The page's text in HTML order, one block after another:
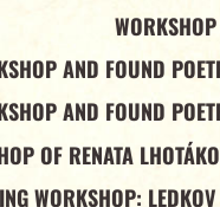
AND FOUND
AND FOUND
OF RENATA
WORKSHOP: